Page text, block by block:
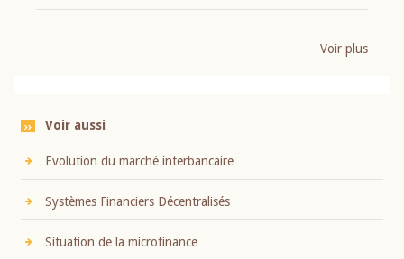
Voir plus
Voir aussi
Evolution du marché interbancaire
Systèmes Financiers Décentralisés
Situation de la microfinance